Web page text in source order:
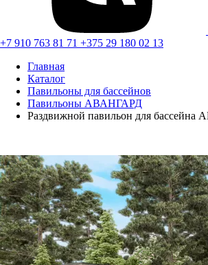
+7 910 763 81 71 +375 29 180 02 13
Главная
Каталог
Павильоны для бассейнов
Павильоны АВАНГАРД
Раздвижной павильон для